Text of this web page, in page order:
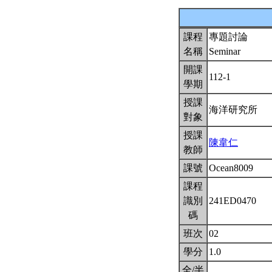
課程
名稱
專題討論
Seminar
開課
學期
112-1
授課
對象
海洋研究所
授課
教師
陳韋仁
課號
Ocean8009
課程
識別
碼
241ED0470
班次
02
學分
1.0
全/半